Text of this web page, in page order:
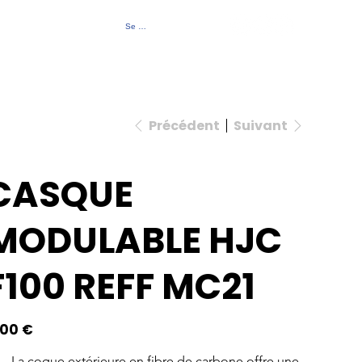
Se connecter
Précédent Suivant
HJC
REFF MC21
€